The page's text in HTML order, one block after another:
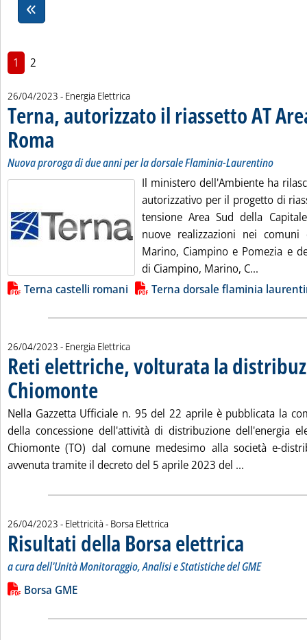
1 2
26/04/2023 - Energia Elettrica
Terna, autorizzato il riassetto AT
Roma
Nuova proroga di due anni per la dorsale Flaminia-Laurentino
Il ministero dell'Ambiente ha
autorizzativo per il progetto di
tensione Area Sud della
nuove realizzazioni nei
Marino, Ciampino e Pomezia e
di Ciampino, Marino, C...
Lista allegati PDF alla notizia
Terna castelli romani Terna dorsale flaminia
26/04/2023 - Energia Elettrica
Reti elettriche, volturata la
Chiomonte
Nella Gazzetta Ufficiale n. 95 del 22 aprile è pubblicata la
della concessione dell'attività di distribuzione dell'energia
Chiomonte (TO) dal comune medesimo alla società e-
avvenuta tramite il decreto del 5 aprile 2023 del ...
26/04/2023 - Elettricità - Borsa Elettrica
Risultati della Borsa elettrica
a cura dell'Unità Monitoraggio, Analisi e Statistiche del GME
Leggi tutta la notizia: 'Risultati della Borsa elettrica'
Lista allegati PDF alla notizia
Borsa GME